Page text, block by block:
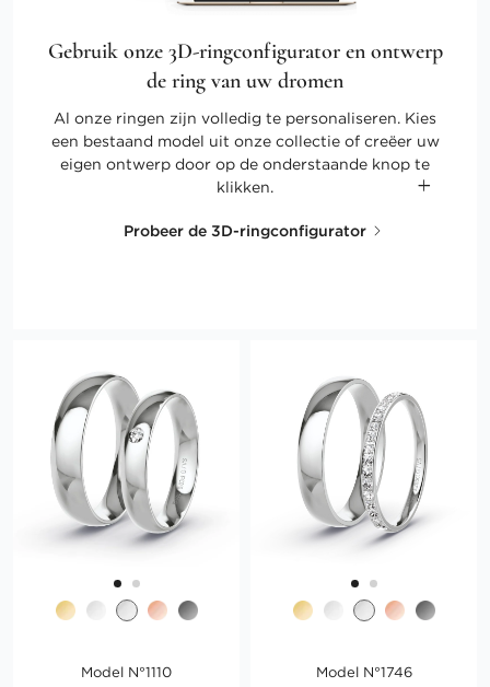
Gebruik onze 3D-ringconfigurator en ontwerp
de ring van uw dromen
Al onze ringen zijn volledig te personaliseren. Kies
een bestaand model uit onze collectie of creëer uw
eigen ontwerp door op de onderstaande knop te
klikken.
Probeer de 3D-ringconfigurator
Model N°1110 Model N°1746